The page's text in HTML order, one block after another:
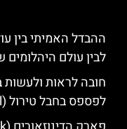
ההבדל האמיתי בין
לבין עולם
חובה לראות
לפספס בחבל טירול (Tyrol)